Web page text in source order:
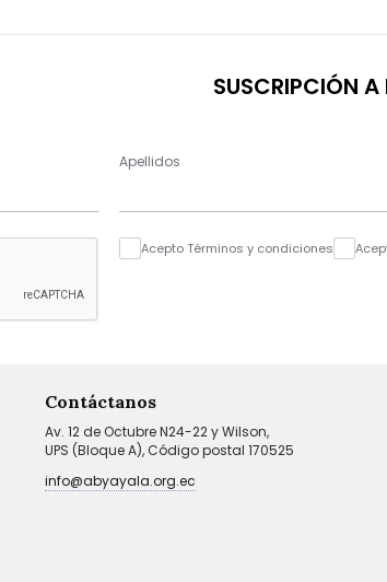
SUSCRIPCIÓN
Apellidos
Acepto Términos y condiciones
Contáctanos
Av. 12 de Octubre N24-22 y Wilson,
UPS (Bloque A), Código postal 170525
info@abyayala.org.ec